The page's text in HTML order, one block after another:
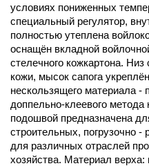
условиях пониженных
специальный регулятор,
полностью утеплена
оснащён вкладной
стелечного кожкартона.
кожи, мысок сапога
нескользящего материала -
доппельно-клеевого метода
подошвой предназначена
строительных, погрузочно -
для различных отраслей
хозяйства. Материал верха: